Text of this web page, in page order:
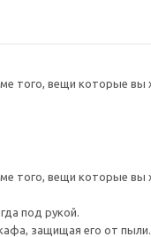
того, вещи которые
того, вещи которые
под рукой.
защищая его от пыли.